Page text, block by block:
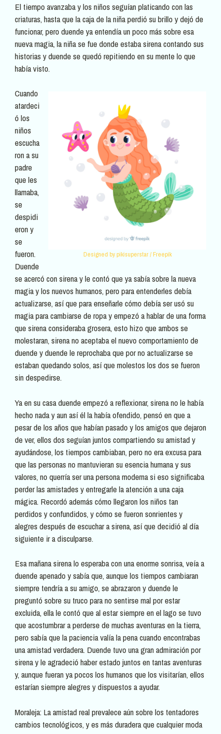
El tiempo avanzaba y los niños seguían platicando con las
criaturas, hasta que la caja de la niña perdió su brillo y dejó de
funcionar, pero duende ya entendía un poco más sobre esa
nueva magia, la niña se fue donde estaba sirena contando sus
historias y duende se quedó repitiendo en su mente lo que
había visto.
Designed by pikisuperstar / Freepik
Cuando
atardeci
ó los
niños
escucha
ron a su
padre
que les
llamaba,
se
despidi
eron y
se
fueron.
Duende
se acercó con sirena y le contó que ya sabía sobre la nueva
magia y los nuevos humanos, pero para entenderles debía
actualizarse, así que para enseñarle cómo debía ser usó su
magia para cambiarse de ropa y empezó a hablar de una forma
que sirena consideraba grosera, esto hizo que ambos se
molestaran, sirena no aceptaba el nuevo comportamiento de
duende y duende le reprochaba que por no actualizarse se
estaban quedando solos, así que molestos los dos se fueron
sin despedirse.
Ya en su casa duende empezó a reflexionar, sirena no le había
hecho nada y aun así él la había ofendido, pensó en que a
pesar de los años que habían pasado y los amigos que dejaron
de ver, ellos dos seguían juntos compartiendo su amistad y
ayudándose, los tiempos cambiaban, pero no era excusa para
que las personas no mantuvieran su esencia humana y sus
valores, no querría ser una persona moderna si eso significaba
perder las amistades y entregarle la atención a una caja
mágica. Recordó además cómo llegaron los niños tan
perdidos y confundidos, y cómo se fueron sonrientes y
alegres después de escuchar a sirena, así que decidió al día
siguiente ir a disculparse.
Esa mañana sirena lo esperaba con una enorme sonrisa, veía a
duende apenado y sabía que, aunque los tiempos cambiaran
siempre tendría a su amigo, se abrazaron y duende le
preguntó sobre su truco para no sentirse mal por estar
excluida, ella le contó que al estar siempre en el lago se tuvo
que acostumbrar a perderse de muchas aventuras en la tierra,
pero sabía que la paciencia valía la pena cuando encontrabas
una amistad verdadera. Duende tuvo una gran admiración por
sirena y le agradeció haber estado juntos en tantas aventuras
y, aunque fueran ya pocos los humanos que los visitarían, ellos
estarían siempre alegres y dispuestos a ayudar.
Moraleja: La amistad real prevalece aún sobre los tentadores
cambios tecnológicos, y es más duradera que cualquier moda